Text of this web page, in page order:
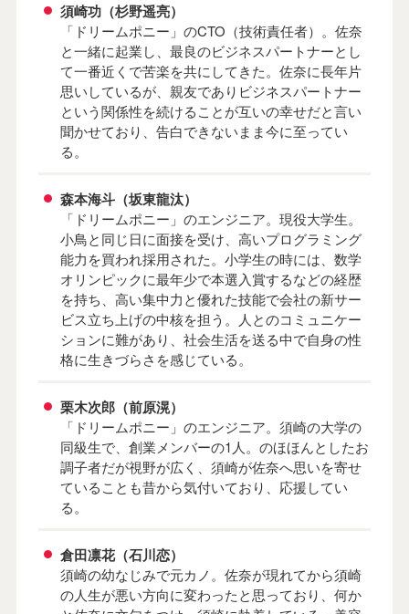
須崎功（杉野遥亮）
「ドリームポニー」のCTO（技術責任者）。佐奈
と一緒に起業し、最良のビジネスパートナーとし
て一番近くで苦楽を共にしてきた。佐奈に長年片
思いしているが、親友でありビジネスパートナー
という関係性を続けることが互いの幸せだと言い
聞かせており、告白できないまま今に至ってい
る。
森本海斗（坂東龍汰）
「ドリームポニー」のエンジニア。現役大学生。
小鳥と同じ日に面接を受け、高いプログラミング
能力を買われ採用された。小学生の時には、数学
オリンピックに最年少で本選入賞するなどの経歴
を持ち、高い集中力と優れた技能で会社の新サー
ビス立ち上げの中核を担う。人とのコミュニケー
ションに難があり、社会生活を送る中で自身の性
格に生きづらさを感じている。
栗木次郎（前原滉）
「ドリームポニー」のエンジニア。須崎の大学の
同級生で、創業メンバーの1人。のほほんとしたお
調子者だが視野が広く、須崎が佐奈へ思いを寄せ
ていることも昔から気付いており、応援してい
る。
倉田凛花（石川恋）
須崎の幼なじみで元カノ。佐奈が現れてから須崎
の人生が悪い方向に変わったと思っており、何か